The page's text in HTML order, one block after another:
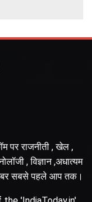
पर राजनीती , खेल ,
, विज्ञान ,अधात्यम
सबसे पहले आप तक।